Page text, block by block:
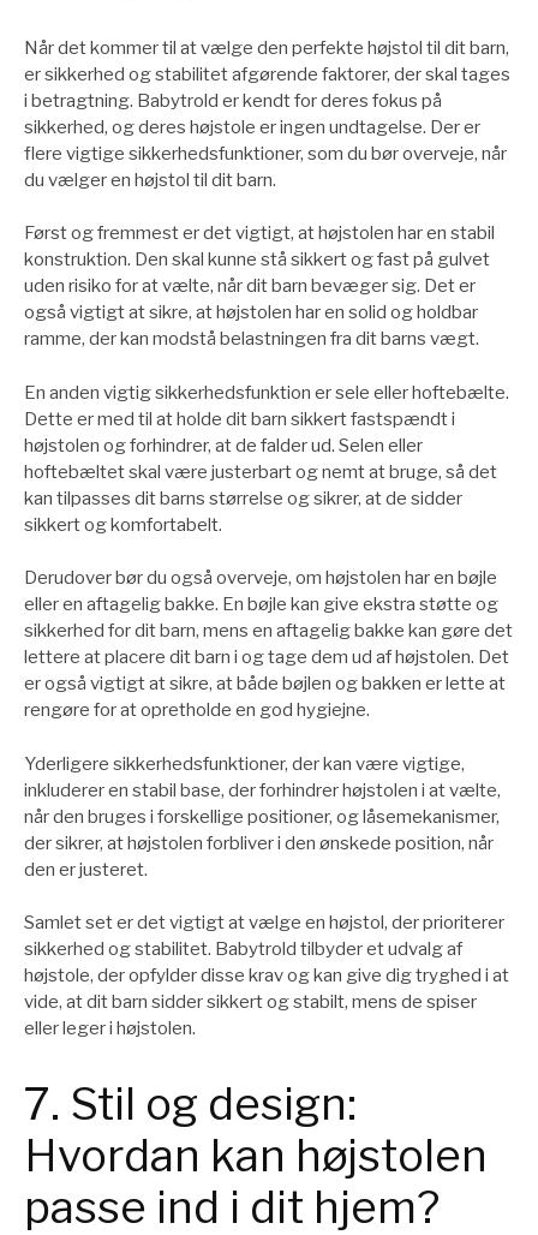
Når det kommer til at vælge den perfekte højstol til dit barn,
er sikkerhed og stabilitet afgørende faktorer, der skal tages
i betragtning. Babytrold er kendt for deres fokus på
sikkerhed, og deres højstole er ingen undtagelse. Der er
flere vigtige sikkerhedsfunktioner, som du bør overveje, når
du vælger en højstol til dit barn.
Først og fremmest er det vigtigt, at højstolen har en stabil
konstruktion. Den skal kunne stå sikkert og fast på gulvet
uden risiko for at vælte, når dit barn bevæger sig. Det er
også vigtigt at sikre, at højstolen har en solid og holdbar
ramme, der kan modstå belastningen fra dit barns vægt.
En anden vigtig sikkerhedsfunktion er sele eller hoftebælte.
Dette er med til at holde dit barn sikkert fastspændt i
højstolen og forhindrer, at de falder ud. Selen eller
hoftebæltet skal være justerbart og nemt at bruge, så det
kan tilpasses dit barns størrelse og sikrer, at de sidder
sikkert og komfortabelt.
Derudover bør du også overveje, om højstolen har en bøjle
eller en aftagelig bakke. En bøjle kan give ekstra støtte og
sikkerhed for dit barn, mens en aftagelig bakke kan gøre det
lettere at placere dit barn i og tage dem ud af højstolen. Det
er også vigtigt at sikre, at både bøjlen og bakken er lette at
rengøre for at opretholde en god hygiejne.
Yderligere sikkerhedsfunktioner, der kan være vigtige,
inkluderer en stabil base, der forhindrer højstolen i at vælte,
når den bruges i forskellige positioner, og låsemekanismer,
der sikrer, at højstolen forbliver i den ønskede position, når
den er justeret.
Samlet set er det vigtigt at vælge en højstol, der prioriterer
sikkerhed og stabilitet. Babytrold tilbyder et udvalg af
højstole, der opfylder disse krav og kan give dig tryghed i at
vide, at dit barn sidder sikkert og stabilt, mens de spiser
eller leger i højstolen.
7. Stil og design:
Hvordan kan højstolen
passe ind i dit hjem?